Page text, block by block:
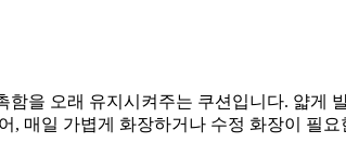
을 오래 유지시켜주는 쿠션입니다. 얇
, 매일 가볍게 화장하거나 수정 화장이 필